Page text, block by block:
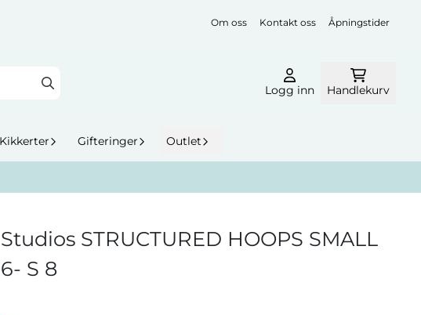
Om oss Kontakt oss Åpningstider
Logg inn Handlekurv
Kikkerter Gifteringer Outlet
STRUCTURED HOOPS SMALL
S 8